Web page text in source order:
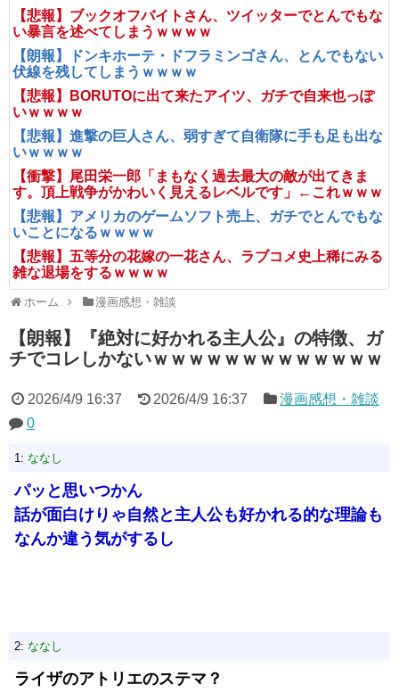
【悲報】ブックオフバイトさん、ツイッターでとんでもな
い暴言を述べてしまうｗｗｗｗ
【朗報】ドンキホーテ・ドフラミンゴさん、とんでもない
伏線を残してしまうｗｗｗｗ
【悲報】BORUTOに出て来たアイツ、ガチで自来也っぽ
いｗｗｗｗ
【悲報】進撃の巨人さん、弱すぎて自衛隊に手も足も出な
いｗｗｗｗ
【衝撃】尾田栄一郎「まもなく過去最大の敵が出てきま
す。頂上戦争がかわいく見えるレベルです」←これｗｗｗ
【悲報】アメリカのゲームソフト売上、ガチでとんでもな
いことになるｗｗｗｗ
【悲報】五等分の花嫁の一花さん、ラブコメ史上稀にみる
雑な退場をするｗｗｗｗ
ホーム 漫画感想・雑談
【朗報】『絶対に好かれる主人公』の特徴、ガ
チでコレしかないｗｗｗｗｗｗｗｗｗｗｗｗｗ
2026/4/9 16:37 2026/4/9 16:37
漫画感想・雑談
0
1: ななし
パッと思いつかん
話が面白けりゃ自然と主人公も好かれる的な理論も
なんか違う気がするし
2: ななし
ライザのアトリエのステマ？